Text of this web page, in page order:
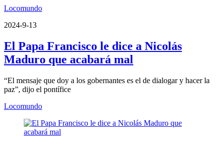
Locomundo
2024-9-13
El Papa Francisco le dice a Nicolás
Maduro que acabará mal
“El mensaje que doy a los gobernantes es el de dialogar y hacer la
paz”, dijo el pontífice
Locomundo